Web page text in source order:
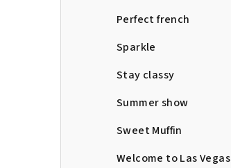
Perfect french
Sparkle
Stay classy
Summer show
Sweet Muffin
Welcome to Las Vegas